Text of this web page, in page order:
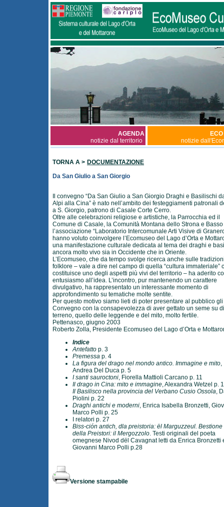
AGENDA
notizie dal territorio
notizie
TORNA A > DOCUMENTAZIONE
Da San Giulio a San Giorgio
Il convegno “Da San Giulio a San Giorgio Draghi e Basilischi
Alpi alla Cina” è nato nell’ambito dei festeggiamenti patronali
a S. Giorgio, patrono di Casale Corte Cerro.
Oltre alle celebrazioni religiose e artistiche, la Parrocchia ed il
Comune di Casale, la Comunità Montana dello Strona e Basso
l’associazione “Laboratorio Intercomunale Arti Visive di
hanno voluto coinvolgere l’Ecomuseo del Lago d’Orta e
una manifestazione culturale dedicata al tema dei draghi e
ancora molto vivo sia in Occidente che in Oriente.
L’Ecomuseo, che da tempo svolge ricerca anche sulle
folklore – vale a dire nel campo di quella “cultura immateriale”
costituisce uno degli aspetti più vivi del territorio – ha aderito
entusiasmo all’idea. L’incontro, pur mantenendo un carattere
divulgativo, ha rappresentato un interessante momento di
approfondimento su tematiche molte sentite.
Per questo motivo siamo lieti di poter presentare al pubblico
Convegno con la consapevolezza di aver gettato un seme su
terreno, quello delle leggende e del mito, molto fertile.
Pettenasco, giugno 2003
Roberto Zolla, Presidente Ecomuseo del Lago d’Orta e
Indice
Antefatto p. 3
Premessa p. 4
La figura del drago nel mondo antico. Immagine e mito,
Andrea Del Duca p. 5
I santi sauroctoni, Fiorella Mattioli Carcano p. 11
Il drago in Cina: mito e immagine, Alexandra Wetzel p.
Il Basilisco nella provincia del Verbano Cusio Ossola,
Piolini p. 22
Draghi antichi e moderni, Enrica Isabella Bronzetti,
Marco Polli p. 25
I relatori p. 27
Biss-ción antich, dla preistoria: ël Marguzzeul. Bestione
della Preistori: il Mergozzolo. Testi originali del poeta
omegnese Nivod dël Cavagnat letti da Enrica Bronzetti
Giovanni Marco Polli p.28
Versione stampabile